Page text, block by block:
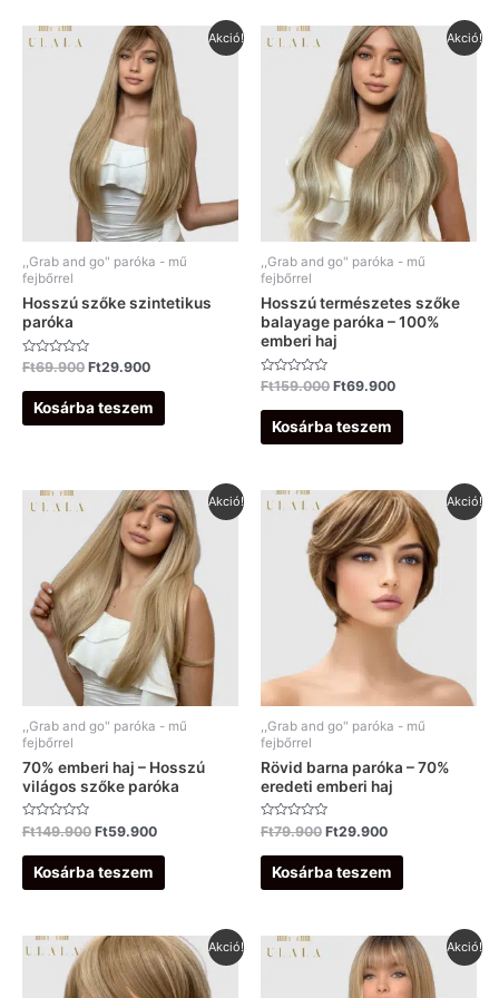
Akció!
,,Grab and go" paróka - mű
fejbőrrel
Hosszú szőke szintetikus
paróka
Értékelés:
0
/
Ft69.900
Original
price
was:
Ft69.900.
Ft29.900
Current
price
is:
Ft29.900.
Kosárba teszem
Akció!
,,Grab and go" paróka - mű
fejbőrrel
Hosszú természetes szőke
balayage paróka – 100%
emberi haj
Értékelés:
0
/
Ft159.000
Original
price
was:
Ft159.000.
Ft69.900
Current
price
is:
Ft69.900.
Kosárba teszem
Akció!
,,Grab and go" paróka - mű
fejbőrrel
70% emberi haj – Hosszú
világos szőke paróka
Értékelés:
0
/
Ft149.900
Original
price
was:
Ft149.900.
Ft59.900
Current
price
is:
Ft59.900.
Kosárba teszem
Akció!
,,Grab and go" paróka - mű
fejbőrrel
Rövid barna paróka – 70%
eredeti emberi haj
Értékelés:
0
/
Ft79.900
Original
price
was:
Ft79.900.
Ft29.900
Current
price
is:
Ft29.900.
Kosárba teszem
Akció!
Original
price
was:
Current
price
is:
Akció!
Original
price
was:
Current
price
is: